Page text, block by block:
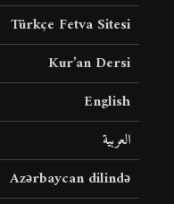
Türkçe Fetva Sitesi
Kur’an Dersi
English
العربية
Azərbaycan dilində